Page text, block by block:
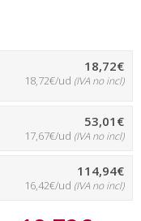
18,72€
18,72€/ud (IVA no incl)
53,01€
17,67€/ud (IVA no incl)
114,94€
16,42€/ud (IVA no incl)